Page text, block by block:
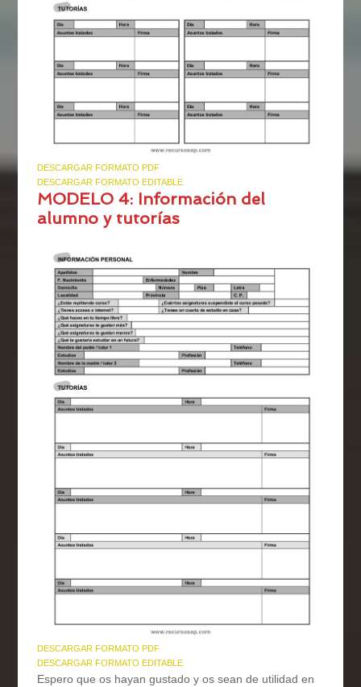
DESCARGAR FORMATO PDF
DESCARGAR FORMATO EDITABLE
MODELO 4: Información del
alumno y tutorías
DESCARGAR FORMATO PDF
DESCARGAR FORMATO EDITABLE
Espero que os hayan gustado y os sean de utilidad en